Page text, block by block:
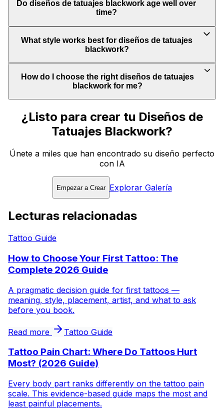
Do diseños de tatuajes blackwork age well over
time?
What style works best for diseños de tatuajes
blackwork?
How do I choose the right diseños de tatuajes
blackwork for me?
¿Listo para crear tu Diseños de
Tatuajes Blackwork?
Únete a miles que han encontrado su diseño perfecto
con IA
Empezar a Crear Explorar Galería
Lecturas relacionadas
Tattoo Guide
How to Choose Your First Tattoo: The
Complete 2026 Guide
A pragmatic decision guide for first tattoos —
meaning, style, placement, artist, and what to ask
before you book.
Read more Tattoo Guide
Tattoo Pain Chart: Where Do Tattoos Hurt
Most? (2026 Guide)
Every body part ranks differently on the tattoo pain
scale. This evidence-based guide maps the most and
least painful placements.